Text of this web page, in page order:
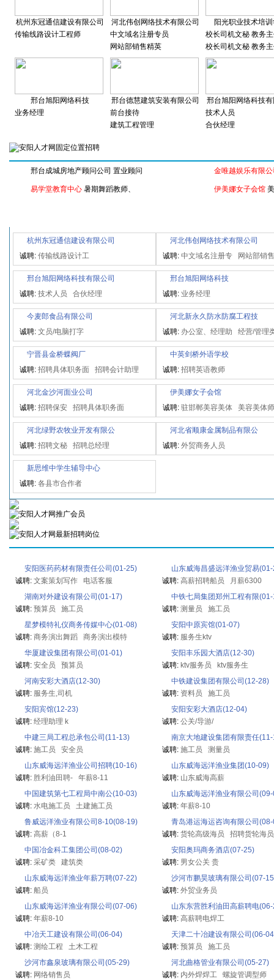
杭州东冠通信建设有限公司
传输线路设计工程师
河北伟创网络技术有限公司
中文域名注册专员
网站部销售精英
阳光职业技术培
校长司机文秘 教务
校长司机文秘 教务
邢台旭阳网络科技
业务经理
邢台德慧建筑安装有限公司
前台接待
建筑工程管理
邢台旭阳网络科技
技术人员
合伙经理
邢台成城房地产顾问公司 置业顾问 金唯越娱乐有限
易学堂教育中心 暑期舞蹈教师、 伊美娜女子会馆
杭州东冠通信建设有限公司
诚聘: 传输线路设计工
河北伟创网络技术有限公司
诚聘: 中文域名注册专 网站部销
邢台旭阳网络科技有限公司
诚聘: 技术人员 合伙经理
邢台旭阳网络科技
诚聘: 业务经理
今麦郎食品有限公司
诚聘: 文员/电脑打字
河北新永久防水防腐工程技
诚聘: 办公室、经理助 经营/管理
宁晋县金桥蝶阀厂
诚聘: 招聘具体职务面 招聘会计助理
中英剑桥外语学校
诚聘: 招聘英语教师
河北金沙河面业公司
诚聘: 招聘保安 招聘具体职务面
伊美娜女子会馆
诚聘: 驻邯郸美容美体 美容美体师
河北绿野农牧业开发有限公
诚聘: 招聘文秘 招聘总经理
河北省顺康金属制品有限公
诚聘: 外贸商务人员
新思维中学生辅导中心
诚聘: 各县市合作者
安阳医药药材有限责任公司(01-25)
诚聘: 文案策划写作 电话客服
山东威海昌盛远洋渔业贸易
诚聘: 高薪招聘船员
月薪6300
湖南对外建设有限公司(01-17)
诚聘: 预算员 施工员
中铁七局集团郑州工程有限
诚聘: 测量员
施工员
星梦模特礼仪商务传媒中心(01-08)
诚聘: 商务演出舞蹈 商务演出模特
安阳中原宾馆(01-07)
诚聘: 服务生ktv
华厦建设集团有限公司(01-01)
诚聘: 安全员 预算员
安阳丰乐园大酒店(12-30)
诚聘: ktv服务员
ktv服务生
河南安彩大酒店(12-30)
诚聘: 服务生,司机
中铁建设集团有限公司(12-28)
诚聘: 资料员
施工员
安阳宾馆(12-23)
诚聘: 经理助理 k
安阳安彩大酒店(12-04)
诚聘: 公关/导游/
中建三局工程总承包公司(11-13)
诚聘: 施工员 安全员
南京大地建设集团有限责任
诚聘: 施工员
测量员
山东威海远洋渔业公司招聘(10-16)
诚聘: 胜利油田聘- 年薪8-11
山东威海远洋渔业集团(10-09)
诚聘: 山东威海高薪
中国建筑第七工程局中南公(10-03)
诚聘: 水电施工员 土建施工员
山东威海远洋渔业有限公司
诚聘: 年薪8-10
鲁威远洋渔业有限公司8-10(08-19)
诚聘: 高薪（8-1
青岛港运海运咨询有限公司
诚聘: 货轮高级海员
招聘货轮海员
中国冶金科工集团公司(08-02)
诚聘: 采矿类 建筑类
安阳奥玛商务酒店(07-25)
诚聘: 男女公关 贵
山东威海远洋渔业年薪万聘(07-22)
诚聘: 船员
沙河市鹏昊玻璃有限公司(07-
诚聘: 外贸业务员
山东威海远洋渔业有限公司(07-06)
诚聘: 年薪8-10
山东东营胜利油田高薪聘电
诚聘: 高薪聘电焊工
中冶天工建设有限公司(06-04)
诚聘: 测绘工程 土木工程
天津二十冶建设有限公司(06-
诚聘: 预算员
施工员
沙河市鑫泉玻璃有限公司(05-29)
诚聘: 网络销售员
河北曲格管业有限公司(05-27)
诚聘: 内外焊焊工 螺旋管调型师